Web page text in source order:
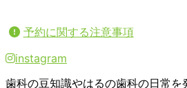
予約に関する注意事項
instagram
歯科の豆知識やはるの歯科の日常を